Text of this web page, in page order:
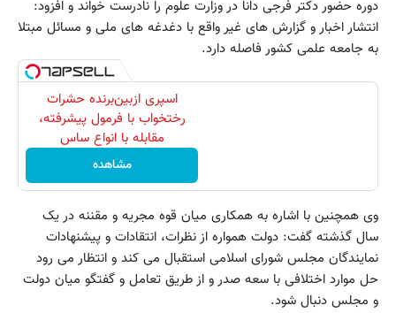
دوره حضور دکتر فرجی دانا در وزارت علوم را نادرست خواند و افزود:
انتشار اخبار و گزارش های غیر واقع با دغدغه های ملی و مسائل مبتلا
به جامعه علمی کشور فاصله دارد.
اسپری ازبین‌برنده حشرات
رختخواب با فرمول پیشرفته،
مقابله با انواع ساس
مشاهده
وی همچنین با اشاره به همکاری میان قوه مجریه و مقننه در یک
سال گذشته گفت: دولت همواره از نظرات، انتقادات و پیشنهادات
نمایندگان مجلس شورای اسلامی استقبال می کند و انتظار می رود
حل موارد اختلافی با سعه صدر و از طریق تعامل و گفتگو میان دولت
و مجلس دنبال شود.